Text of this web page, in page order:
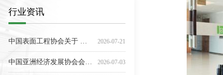
行业资讯
2025-04-15
【深入贯彻中央八项规定精神学习教育】学习问答•加强党的作风建设⑥"四风"是指哪"四风"？具体表现是什么？ 2026-07-30
关于《热障涂层热冲击寿命测试方法》团体标准 拟立项的公示 2026-07-27
中央社会工作部召开《中共中央 国务院关于加强新时代社会工作的意见》学习贯彻工作部署推进会 2026-07-24
中共中央 国务院印发《关于加强新时代社会工作的意见》
2026-07-21
2026-07-03
2026-06-22
关于举办2026中国粉末渗镀技术大会暨第二届会员代表大会的通知（第二轮） 2026-06-18
国务院关于印发《实施就业优先战略 “十五五”规划》的通知 2026-06-03
2026中国表面工程协会科技装备分会第二次会员代表大会在成都成功召开 2026-06-03
关于加强表面工程行业安全生产工作的提示 2026-06-01
中国国际跨国公司促进会常务副会长张笑宇接受纪律审查和监察调查 2026-05-29
中国国际跨国公司促进会常务副会长张笑宇接受纪律审查和监察调查 2026-05-27
中国表面工程协会关于发布2026年协会团体标准制（修）订计划的通知 2026-05-26
关于对《无氰镀银层通用规范（征求意见稿）》等3项团体标准征求意见的函 2026-05-20
关于征集《镁合金自修复膜工艺规范》团体标准起草单位的通知 2026-05-19
提质增效 数智赋能 持续推进行业可持续发展——中国表面工程协会七届二次理事（扩大）会议在上海召开 2026-05-19
第二十八届国际热喷涂研讨会（ITSS′2025）暨第二十九届全国热喷涂年会（CNTSC′2025）成功召开